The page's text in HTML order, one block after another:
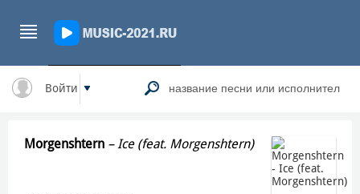
Войти
Morgenshtern – Ice (feat. Morgenshtern)